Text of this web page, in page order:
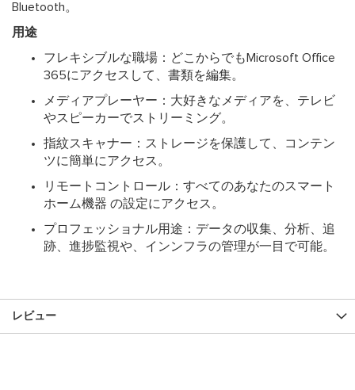
Bluetooth。
用途
フレキシブルな職場：どこからでもMicrosoft Office
365にアクセスして、書類を編集。
メディアプレーヤー：大好きなメディアを、テレビ
やスピーカーでストリーミング。
指紋スキャナー：ストレージを保護して、コンテン
ツに簡単にアクセス。
リモートコントロール：すべてのあなたのスマート
ホーム機器 の設定にアクセス。
プロフェッショナル用途：データの収集、分析、追
跡、進捗監視や、インンフラの管理が一目で可能。
レビュー